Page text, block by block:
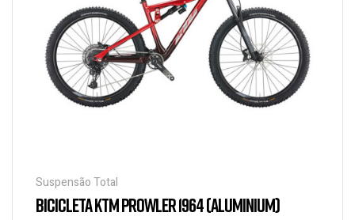
Suspensão Total
BICICLETA KTM PROWLER 1964 (ALUMINIUM)